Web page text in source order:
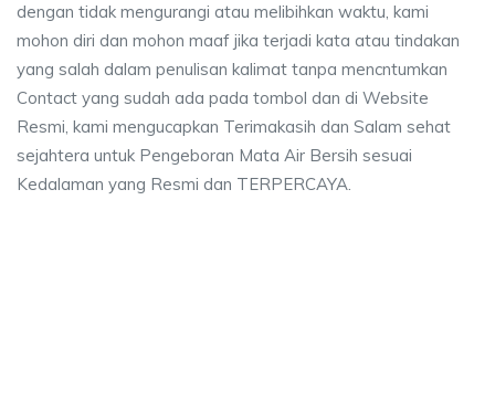
dengan tidak mengurangi atau melibihkan waktu, kami
mohon diri dan mohon maaf jika terjadi kata atau tindakan
yang salah dalam penulisan kalimat tanpa mencntumkan
Contact yang sudah ada pada tombol dan di Website
Resmi, kami mengucapkan Terimakasih dan Salam sehat
sejahtera untuk Pengeboran Mata Air Bersih sesuai
Kedalaman yang Resmi dan TERPERCAYA.